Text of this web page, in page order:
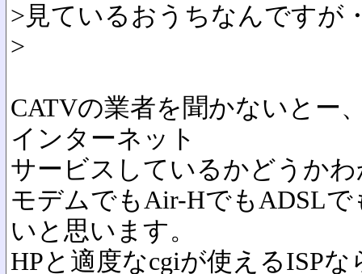
>見ているおうちなんですが
>
CATVの業者を聞かないとー
インターネット
サービスしているかどうか
モデムでもAir-HでもADSL
いと思います。
HPと適度なcgiが使えるISPな